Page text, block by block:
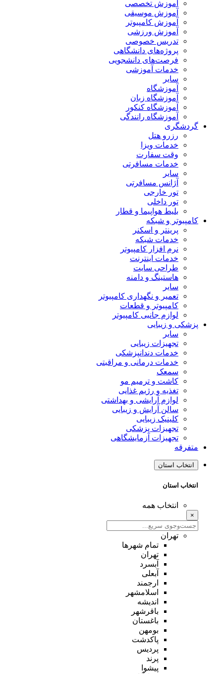
آموزش تخصصی
آموزش موسیقی
آموزش کامپیوتر
آموزش ورزشی
تدریس خصوصی
پروژه‌های دانشگاهی
فرصت‌های دانشجویی
خدمات آموزشی
سایر
آموزشگاه
آموزشگاه زبان
آموزشگاه کنکور
آموزشگاه رانندگی
گردشگری
رزرو هتل
خدمات ویزا
وقت سفارت
خدمات مسافرتی
سایر
آژانس مسافرتی
تور خارجی
تور داخلی
بلیط هواپیما و قطار
کامپیوتر و شبکه
پرینتر و اسکنر
خدمات شبکه
نرم افزار کامپیوتر
خدمات اینترنت
طراحی سایت
هاستینگ و دامنه
سایر
تعمیر و نگهداری کامپیوتر
کامپیوتر و قطعات
لوازم جانبی کامپیوتر
پزشکی و زیبایی
سایر
تجهیزات زیبایی
خدمات دندانپزشکی
خدمات درمانی و مراقبتی
سمعک
کاشت و ترمیم مو
تغذیه و رژیم غذایی
لوازم آرایشی و بهداشتی
سالن آرایش و زیبایی
کلینیک زیبایی
تجهیزات پزشکی
تجهیزات آزمایشگاهی
متفرقه
انتخاب استان
انتخاب استان
انتخاب همه
×
تهران
تمام شهر‌ها
تهران
آبسرد
آبعلی
ارجمند
اسلامشهر
اندیشه
باقرشهر
باغستان
بومهن
پاکدشت
پردیس
پرند
پیشوا